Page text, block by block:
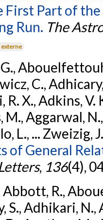
First Part of
Run. The
externe
C.,
X., Adkins, V.
M., Aggarwal,
L., ... Zweizig,
of General
, 136(4),
Abbott, R.,
S., Adhikari, N.,